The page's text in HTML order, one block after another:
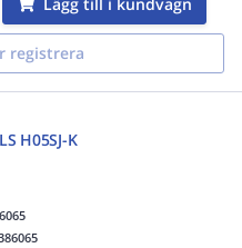
registrera
H05SJ-K